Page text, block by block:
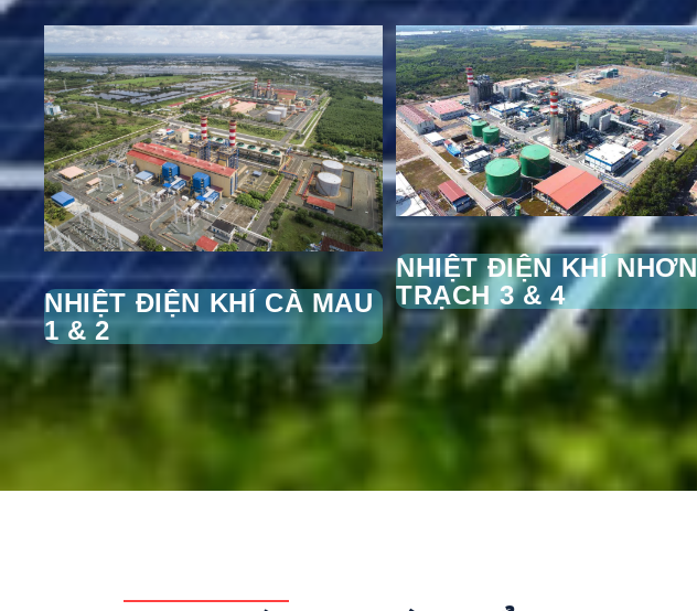
NHIỆT ĐIỆN KHÍ CÀ MAU
1 & 2
NHIỆT ĐIỆN KHÍ NHƠN
TRẠCH 3 & 4